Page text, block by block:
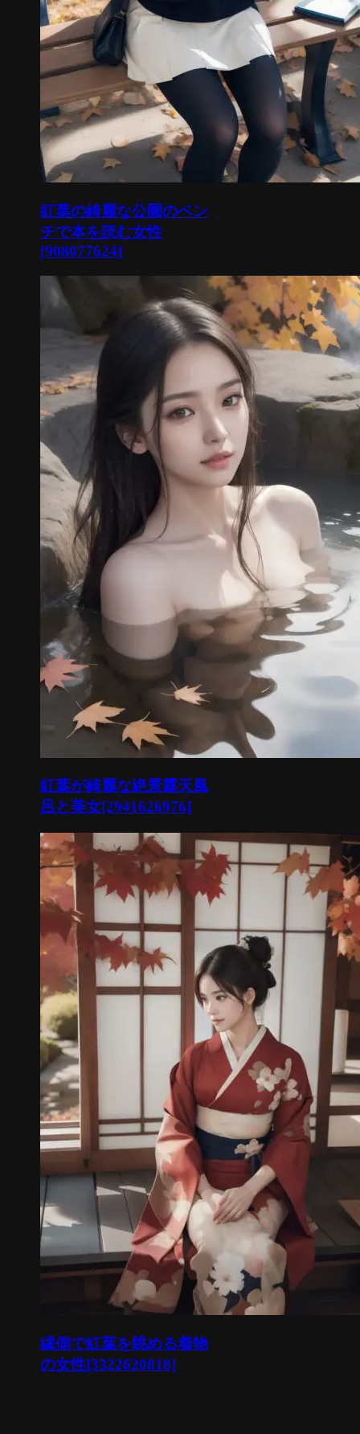
紅葉の綺麗な公園のベン
チで本を読む女性
[908077624]
紅葉が綺麗な絶景露天風
呂と美女[2941626976]
縁側で紅葉を眺める着物
の女性[3322620818]